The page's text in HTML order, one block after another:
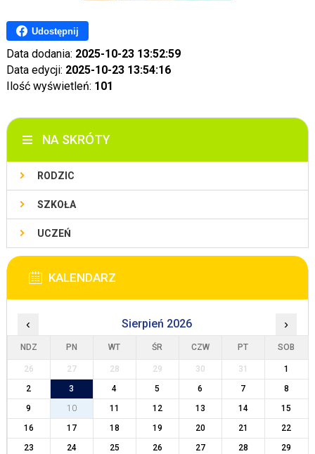
Udostępnij
Data dodania: 2025-10-23 13:52:59
Data edycji: 2025-10-23 13:54:16
Ilość wyświetleń: 101
NA SKRÓTY
RODZIC
SZKOŁA
UCZEŃ
KALENDARZ
‹ Sierpień 2026 ›
NDZ PN WT ŚR CZW PT SOB
26 27 28 29 30 31
1
2
3 4 5 6 7
8
9
10 11 12 13 14
15
16
17 18 19 20 21
22
23
24 25 26 27 28
29